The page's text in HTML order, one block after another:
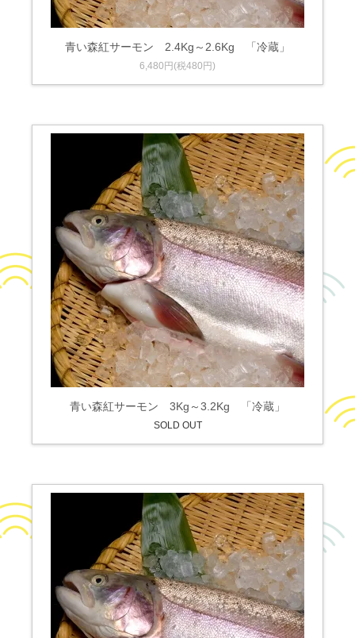
青い森紅サーモン 2.4Kg～2.6Kg 「冷蔵」
6,480円(税480円)
青い森紅サーモン 3Kg～3.2Kg 「冷蔵」
SOLD OUT